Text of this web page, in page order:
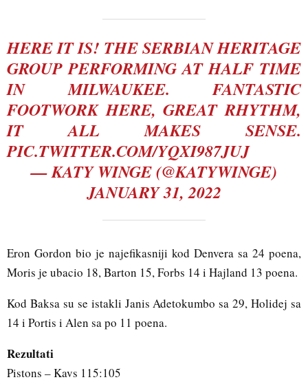
HERE IT IS! THE SERBIAN HERITAGE
GROUP PERFORMING AT HALF TIME
IN MILWAUKEE. FANTASTIC
FOOTWORK HERE, GREAT RHYTHM,
IT ALL MAKES SENSE.
PIC.TWITTER.COM/YQXI987JUJ
— KATY WINGE (@KATYWINGE)
JANUARY 31, 2022
Eron Gordon bio je najefikasniji kod Denvera sa 24 poena,
Moris je ubacio 18, Barton 15, Forbs 14 i Hajland 13 poena.
Kod Baksa su se istakli Janis Adetokumbo sa 29, Holidej sa
14 i Portis i Alen sa po 11 poena.
Rezultati
Pistons – Kavs 115:105